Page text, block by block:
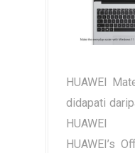
HUAWEI
didapati
HUAWEI
HUAWEI’s